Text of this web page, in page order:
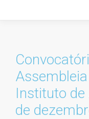
Instituto
de